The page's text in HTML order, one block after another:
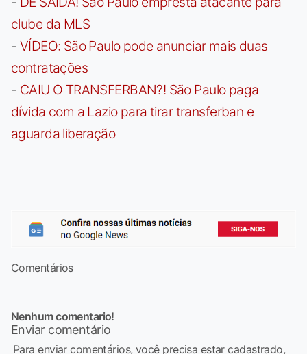
clube da MLS
- VÍDEO: São Paulo pode anunciar mais duas
contratações
- CAIU O TRANSFERBAN?! São Paulo paga
dívida com a Lazio para tirar transferban e
aguarda liberação
Comentários
Nenhum comentario!
Enviar comentário
Para enviar comentários, você precisa estar cadastrado,